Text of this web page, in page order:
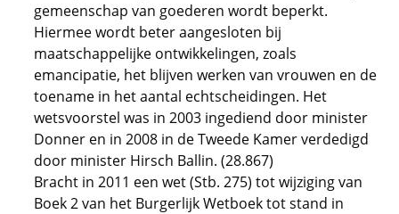
gemeenschap van goederen wordt beperkt.
Hiermee wordt beter aangesloten bij
maatschappelijke ontwikkelingen, zoals
emancipatie, het blijven werken van vrouwen en de
toename in het aantal echtscheidingen. Het
wetsvoorstel was in 2003 ingediend door minister
Donner en in 2008 in de Tweede Kamer verdedigd
door minister Hirsch Ballin. (28.867)
Bracht in 2011 een wet (Stb. 275) tot wijziging van
Boek 2 van het Burgerlijk Wetboek tot stand in